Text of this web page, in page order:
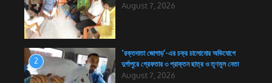
August 7, 2026
2
‘রক্তদাতা জোগাড়’-এর চক্র চালোনোর অভিযোগে
দুর্গাপুরে গ্রেফতার ৩ প্রাক্তন ছাত্র ও তৃণমূল নেতা
August 7, 2026